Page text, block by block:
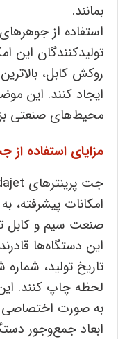
بمانند.
استفاده از
تولیدکنندگان این
روکش کابل، بالاترین
ایجاد کنند. این
محیط‌های صنعتی
مزایای استفاده از
امکانات پیشرفته،
صنعت سیم و کابل
این دستگاه‌ها قادرند
تاریخ تولید، شماره
لحظه چاپ کنند. این
به صورت اختصاصی
ابعاد جمع‌وجور